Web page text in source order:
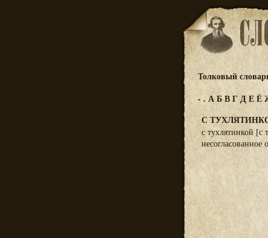
Толковый
-. АБВГДЕЁ
С
с тухлятинкой [с
несогласованное